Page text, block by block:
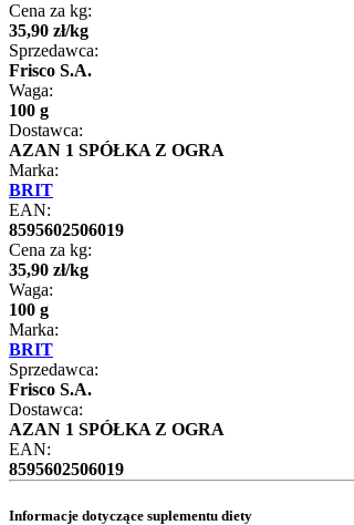
Cena za kg:
35,90 zł/kg
Sprzedawca:
Frisco S.A.
Waga:
100 g
Dostawca:
AZAN 1 SPÓŁKA Z OGRA
Marka:
BRIT
EAN:
8595602506019
Cena za kg:
35,90 zł/kg
Waga:
100 g
Marka:
BRIT
Sprzedawca:
Frisco S.A.
Dostawca:
AZAN 1 SPÓŁKA Z OGRA
EAN:
8595602506019
Informacje dotyczące suplementu diety